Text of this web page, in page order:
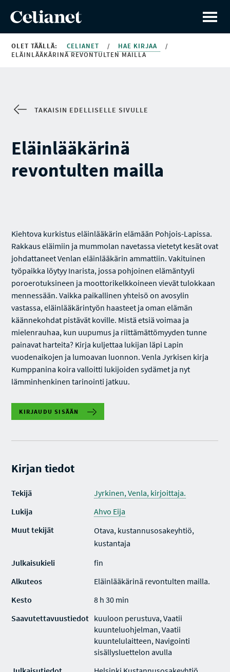
OLET TÄÄLLÄ: CELIANET / HAE KIRJAA
/
ELÄINLÄÄKÄRINÄ REVONTULTEN MAILLA
TAKAISIN EDELLISELLE SIVULLE
Eläinlääkärinä
revontulten mailla
Kiehtova kurkistus eläinlääkärin elämään Pohjois-Lapissa.
Rakkaus eläimiin ja mummolan navetassa vietetyt kesät ovat
johdattaneet Venlan eläinlääkärin ammattiin. Vakituinen
työpaikka löytyy Inarista, jossa pohjoinen elämäntyyli
poroerotuksineen ja moottorikelkkoineen vievät tulokkaan
mennessään. Vaikka paikallinen yhteisö on avosylin
vastassa, eläinlääkärintyön haasteet ja oman elämän
käännekohdat pistävät koville. Mistä etsiä voimaa ja
mielenrauhaa, kun uupumus ja riittämättömyyden tunne
painavat harteita? Kirja kuljettaa lukijan läpi Lapin
vuodenaikojen ja lumoavan luonnon. Venla Jyrkisen kirja
Kumppanina koira valloitti lukijoiden sydämet ja nyt
lämminhenkinen tarinointi jatkuu.
KIRJAUDU SISÄÄN
Kirjan tiedot
Tekijä
Jyrkinen, Venla, kirjoittaja.
Lukija
Ahvo Eija
Muut tekijät
Otava, kustannusosakeyhtiö,
kustantaja
Julkaisukieli
fin
Alkuteos
Eläinlääkärinä revontulten mailla.
Kesto
8 h 30 min
Saavutettavuustiedot kuuloon perustuva, Vaatii
kuunteluohjelman, Vaatii
kuuntelulaitteen, Navigointi
sisällysluettelon avulla